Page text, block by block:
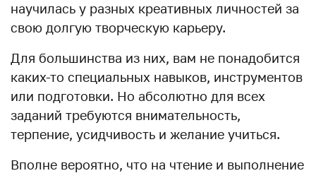
научилась у разных креативных личностей за
свою долгую творческую карьеру.
Для большинства из них, вам не понадобится
каких-то специальных навыков, инструментов
или подготовки. Но абсолютно для всех
заданий требуются внимательность,
терпение, усидчивость и желание учиться.
Вполне вероятно, что на чтение и выполнение